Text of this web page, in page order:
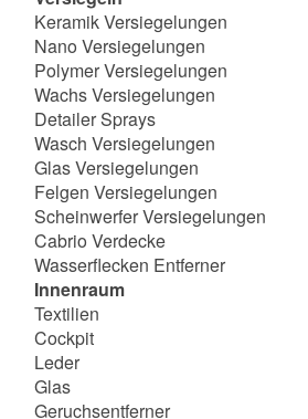
Keramik Versiegelungen
Nano Versiegelungen
Polymer Versiegelungen
Wachs Versiegelungen
Detailer Sprays
Wasch Versiegelungen
Glas Versiegelungen
Felgen Versiegelungen
Scheinwerfer Versiegelungen
Cabrio Verdecke
Wasserflecken Entferner
Innenraum
Textilien
Cockpit
Leder
Glas
Geruchsentferner